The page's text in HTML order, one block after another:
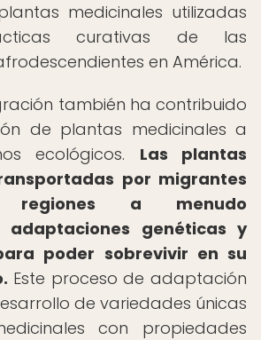
medicinales utilizadas
curativas de las
en América.
también ha contribuido
de plantas medicinales a
ecológicos. Las plantas
por migrantes
a menudo
adaptaciones genéticas y
poder sobrevivir en su
Este proceso de adaptación
de variedades únicas
con propiedades